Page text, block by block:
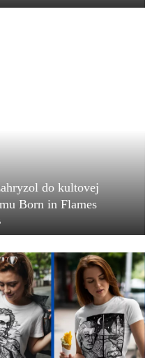
do kultovej
Born in Flames